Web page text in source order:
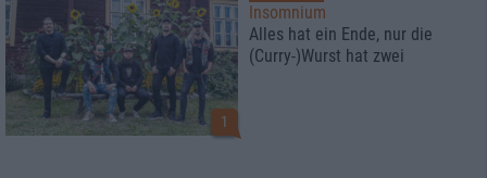
1
Insomnium
Alles hat ein Ende, nur die
(Curry-)Wurst hat zwei